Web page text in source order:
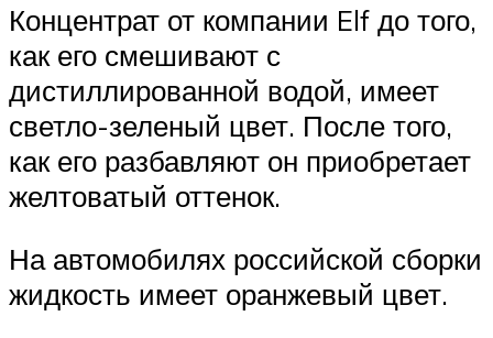
Концентрат от компании Elf до того,
как его смешивают с
дистиллированной водой, имеет
светло-зеленый цвет. После того,
как его разбавляют он приобретает
желтоватый оттенок.
На автомобилях российской сборки
жидкость имеет оранжевый цвет.